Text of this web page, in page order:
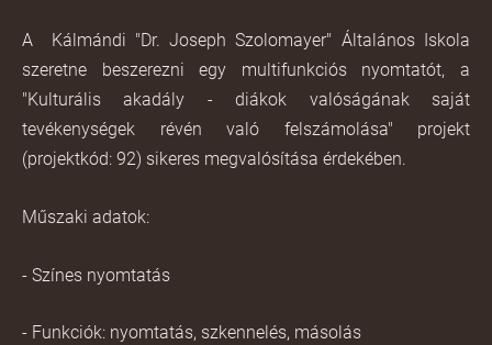
A Kálmándi "Dr. Joseph Szolomayer" Általános Iskola
szeretne beszerezni egy multifunkciós nyomtatót, a
"Kulturális akadály - diákok valóságának saját
tevékenységek révén való felszámolása" projekt
(projektkód: 92) sikeres megvalósítása érdekében.
Műszaki adatok:
- Színes nyomtatás
- Funkciók: nyomtatás, szkennelés, másolás